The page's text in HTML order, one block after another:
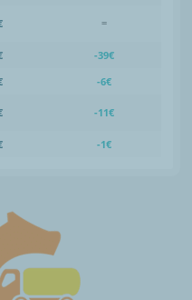
=
-39€
-6€
-11€
-1€